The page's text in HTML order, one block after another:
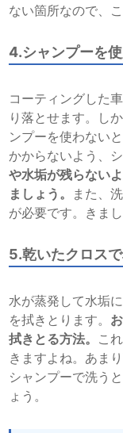
ない箇所なので、
4.シャンプーを
コーティングした
り落とせます。し
ンプーを使わない
かからないよう、
や水垢が残らない
ましょう。
また、
が必要です。きまし
5.乾いたクロス
水が蒸発して水垢
を拭きとります。
拭きとる方法。 こ
きますよね。あま
シャンプーで洗う
ょう。